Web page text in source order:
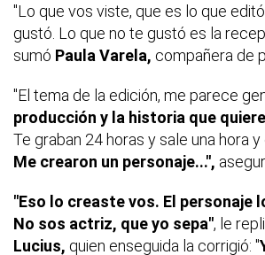
"Lo que vos viste, que es lo que
gustó. Lo que no te gustó es la
sumó Paula Varela, compañera de
"El tema de la edición, me parece
producción y la historia que
Te graban 24 horas y sale una hora y
Me crearon un personaje...",
"Eso lo creaste vos. El personaje
No sos actriz, que yo sepa", le
Lucius, quien enseguida la corrigió: "